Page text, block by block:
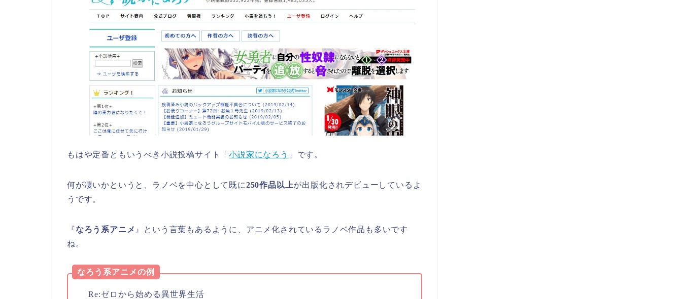
もはや定番ともいうべき小説投稿サイト「小説家になろう 」です。
何が凄いかというと、ラノベを中心として既に250作品以上が出版化されデビューしているよ
うです。
『なろう系アニメ 』という言葉もあるように、アニメ化されているラノベ作品も多いです
ね。
なろう系アニメの例
Re:ゼロから始める異世界生活